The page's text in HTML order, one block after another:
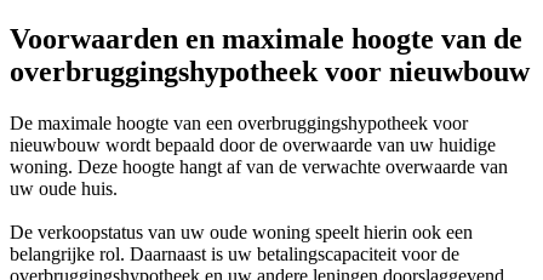
Voorwaarden en maximale hoogte van de
overbruggingshypotheek voor nieuwbouw
De maximale hoogte van een overbruggingshypotheek voor
nieuwbouw wordt bepaald door de overwaarde van uw huidige
woning. Deze hoogte hangt af van de verwachte overwaarde van
uw oude huis.
De verkoopstatus van uw oude woning speelt hierin ook een
belangrijke rol. Daarnaast is uw betalingscapaciteit voor de